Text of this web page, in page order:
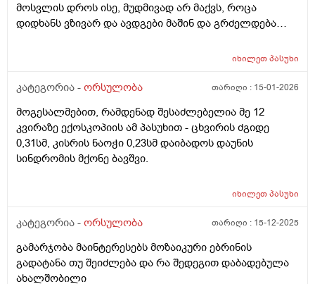
მოსვლის დროს ისე, მუდმივად არ მაქვს, როცა
დიდხანს ვზივარ და ავდგები მაშინ და გრძელდება
რომ ვწევარ მაშინ მტკივა იგივე ხანგრძლივობიფ
რაც ასე ვარ.
იხილეთპასუხი
კატეგორია - ორსულობა თარიღი : 15-01-2026
მოგესალმებით, რამდენად შესაძლებელია მე 12
კვირაზე ექოსკოპიის ამ პასუხით - ცხვირის ძგიდე
0,31სმ, კისრის ნაოჭი 0,23სმ დაიბადოს დაუნის
სინდრომის მქონე ბავშვი.
იხილეთპასუხი
კატეგორია - ორსულობა თარიღი : 15-12-2025
გამარჯობა მაინტერესებს მოზაიკური ებრინის
გადატანა თუ შეიძლება და რა შედეგით დაბადებულა
ახალშობილი